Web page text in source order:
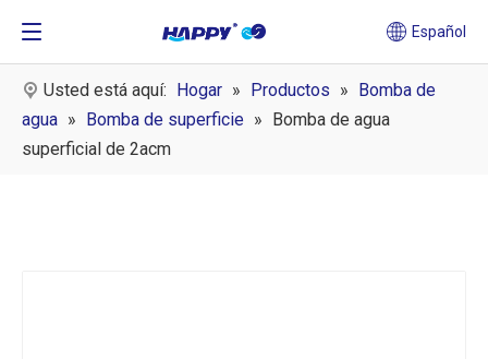
Español
Usted está aquí: Hogar » Productos » Bomba de
agua » Bomba de superficie » Bomba de agua
superficial de 2acm